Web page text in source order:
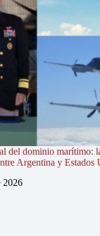
del dominio marítimo:
Argentina y Estados
2026